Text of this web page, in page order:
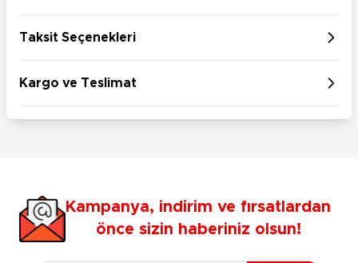
Taksit Seçenekleri
Kargo ve Teslimat
Kampanya, indirim ve fırsatlardan
önce sizin haberiniz olsun!